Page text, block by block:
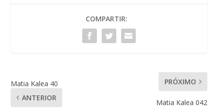
COMPARTIR:
Matia Kalea 40
ANTERIOR
PRÓXIMO
Matia Kalea 042